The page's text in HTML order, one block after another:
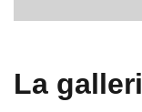
La